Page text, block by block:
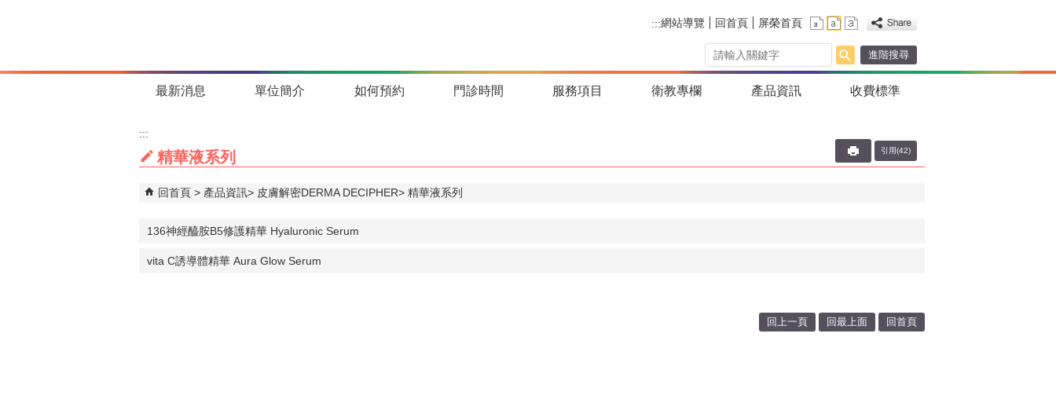
:::網站導覽 回首頁 屏榮首頁
進階搜尋
最新消息 單位簡介 如何預約 門診時間 服務項目 衛教專欄 產品資訊 收費標準
:::
精華液系列 引用(42)
回首頁 產品資訊 皮膚解密DERMA DECIPHER 精華液系列
136神經醯胺B5修護精華 Hyaluronic Serum
vita C誘導體精華 Aura Glow Serum
回上一頁 回最上面 回首頁